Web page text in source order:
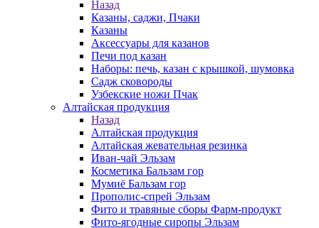
Назад
Казаны, саджи, Пчаки
Казаны
Аксессуары для казанов
Печи под казан
Наборы: печь, казан с крышкой, шумовка
Садж сковороды
Узбекские ножи Пчак
Алтайская продукция
Назад
Алтайская продукция
Алтайская жевательная резинка
Иван-чай Эльзам
Косметика Бальзам гор
Мумиё Бальзам гор
Прополис-спрей Эльзам
Фито и травяные сборы Фарм-продукт
Фито-ягодные сиропы Эльзам